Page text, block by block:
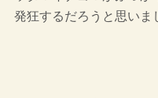
発狂するだろうと思いま